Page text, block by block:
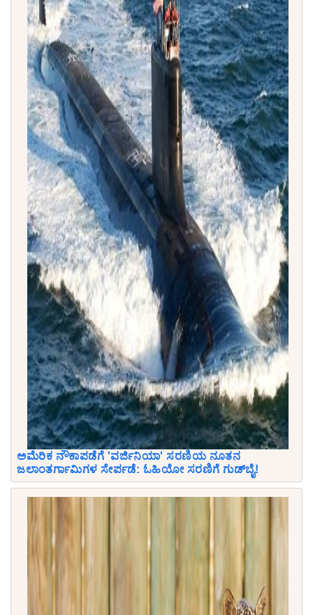
ಅಮೆರಿಕ ನೌಕಾಪಡೆಗೆ 'ವರ್ಜಿನಿಯಾ' ಸರಣಿಯ ನೂತನ
ಜಲಾಂತರ್ಗಾಮಿಗಳ ಸೇರ್ಪಡೆ: ಓಹಿಯೋ ಸರಣಿಗೆ ಗುಡ್‌ಬೈ!